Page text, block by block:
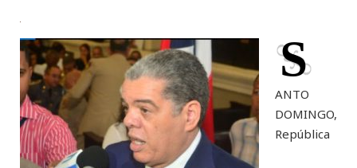
S
ANTO
DOMINGO,
República